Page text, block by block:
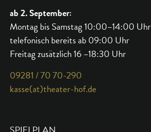
ab 2. September:
Montag bis Samstag 10:00–14:00 Uhr
telefonisch bereits ab 09:00 Uhr
Freitag zusätzlich 16 –18:30 Uhr
09281 / 70 70-290
kasse(at)theater-hof.de